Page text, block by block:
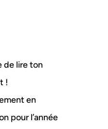
de lire ton
!
en
pour l’année